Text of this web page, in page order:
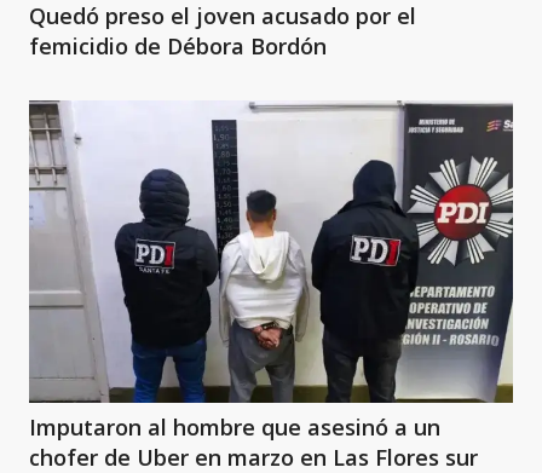
Quedó preso el joven acusado por el
femicidio de Débora Bordón
Imputaron al hombre que asesinó a un
chofer de Uber en marzo en Las Flores sur